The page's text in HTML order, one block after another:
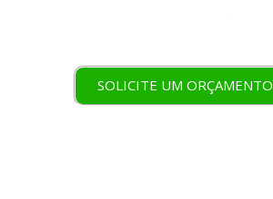
SOLICITE UM ORÇAMENTO